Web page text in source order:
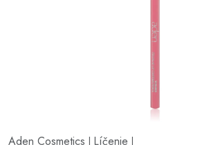
Aden Cosmetics Líčenie